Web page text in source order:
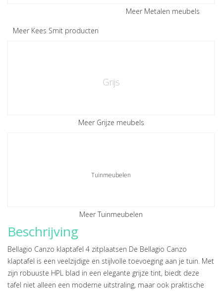
Meer Kees Smit producten
Meer Metalen meubels
Grijs
Meer Grijze meubels
Tuinmeubelen
Meer Tuinmeubelen
Beschrijving
Bellagio Canzo klaptafel 4 zitplaatsen De Bellagio Canzo
klaptafel is een veelzijdige en stijlvolle toevoeging aan je tuin. Met
zijn robuuste HPL blad in een elegante grijze tint, biedt deze
tafel niet alleen een moderne uitstraling, maar ook praktische